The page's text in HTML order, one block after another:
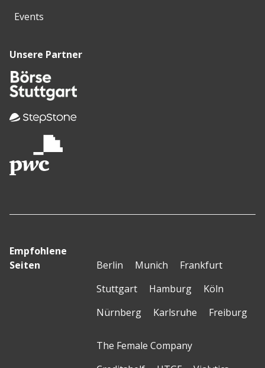
Events
Unsere Partner
Empfohlene
Seiten
Berlin Munich
Frankfurt
Stuttgart
Hamburg
Köln
Nürnberg
Karlsruhe Freiburg
The Female Company